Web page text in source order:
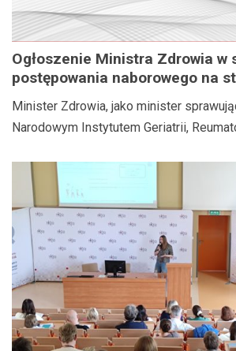
Ogłoszenie Ministra Zdrowia w
postępowania naborowego na
Dyrektora Narodowego Instytutu
Reumatologii i Rehabilitacji im.
med. Eleonory Reicher
Minister Zdrowia, jako minister
Narodowym Instytutem Geriatrii,